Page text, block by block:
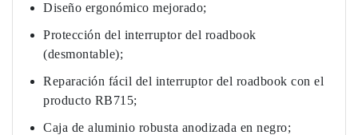
Diseño ergonómico mejorado;
Protección del interruptor del roadbook
(desmontable);
Reparación fácil del interruptor del roadbook con el
producto RB715;
Caja de aluminio robusta anodizada en negro;